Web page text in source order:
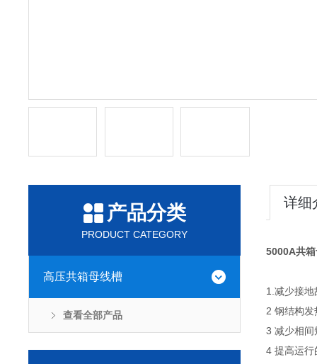
产品分类
PRODUCT CATEGORY
高压共箱母线槽
查看全部产品
详细
5000A共
1.减少接
2 钢结构
3 减少相间
4 提高运行